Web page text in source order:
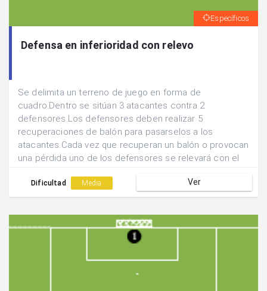
Específicos
Defensa en inferioridad con relevo
Se delimita un terreno de juego en forma de
cuadro.Dentro se sitúan 3 atacantes contra 2
defensores.Los defensores deben realizar 5
recuperaciones de balón para pasarselos a los
atacantes.Cada vez que recuperan un balón o provocan
una pérdida uno de los defensores se relevará con el
descansando.
Dificultad Media Ver